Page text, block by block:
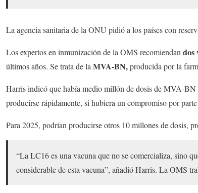
La agencia sanitaria de la ONU pidió a los países con
Los expertos en inmunización de la OMS recomiendan dos
últimos años. Se trata de la MVA-BN,producida por la
Harris indicó que había medio millón de dosis de MVA-
producirse rápidamente, si hubiera un compromiso por
Para 2025, podrían producirse otros 10 millones de dosis,
“La LC16 es una vacuna que no se comercializa, sino
considerable de esta vacuna”, añadió Harris. La OMS